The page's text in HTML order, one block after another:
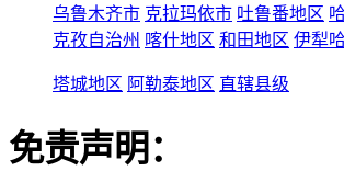
乌鲁木齐市 克拉玛依市 吐鲁番地区
克孜自治州 喀什地区 和田地区 伊犁
塔城地区 阿勒泰地区 直辖县级
免责声明：